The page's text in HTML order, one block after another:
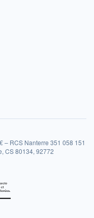
– RCS Nanterre 351 058 151
CS 80134, 92772